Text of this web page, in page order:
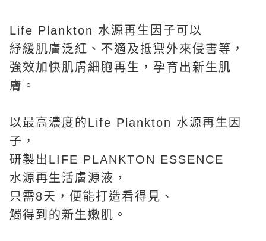
Life Plankton 水源再生因子可以
紓緩肌膚泛紅、不適及抵禦外來侵害等，
強效加快肌膚細胞再生，孕育出新生肌
膚。
以最高濃度的Life Plankton 水源再生因
子，
研製出LIFE PLANKTON ESSENCE
水源再生活膚源液，
只需8天，便能打造看得見、
觸得到的新生嫩肌。